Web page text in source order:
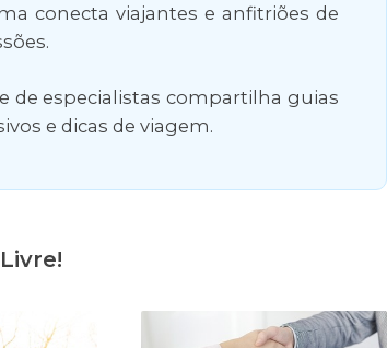
conecta viajantes e anfitriões de
de especialistas compartilha guias
e dicas de viagem.